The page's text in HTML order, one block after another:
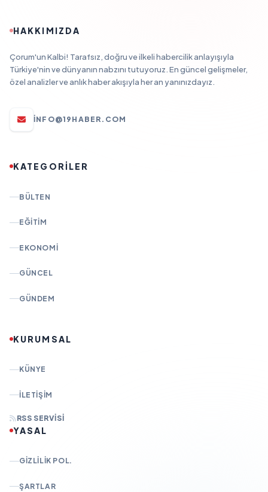
HAKKIMIZDA
Çorum'un Kalbi! Tarafsız, doğru ve ilkeli habercilik anlayışıyla
Türkiye'nin ve dünyanın nabzını tutuyoruz. En güncel gelişmeler,
özel analizler ve anlık haber akışıyla her an yanınızdayız.
INFO@19HABER.COM
KATEGORİLER
BÜLTEN
EĞITIM
EKONOMI
GÜNCEL
GÜNDEM
KURUMSAL
KÜNYE
İLETIŞIM
RSS SERVISI
YASAL
GIZLILIK POL.
ŞARTLAR